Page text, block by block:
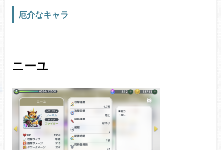
厄介なキャラ
ニーユ